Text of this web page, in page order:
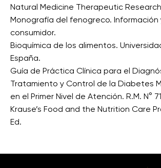
Natural Medicine Therapeutic
Monografía del fenogreco. Información
consumidor.
Bioquímica de los alimentos.
España.
Guía de Práctica Clínica para el
Tratamiento y Control de la Diabetes
en el Primer Nivel de Atención. R.M. N°
Krause’s Food and the Nutrition Care
Ed.